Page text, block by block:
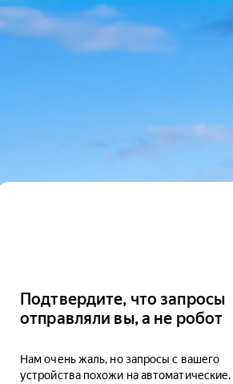
Подтвердите, что запросы
отправляли вы, а не робот
Нам очень жаль, но запросы с вашего
устройства похожи на автоматические.